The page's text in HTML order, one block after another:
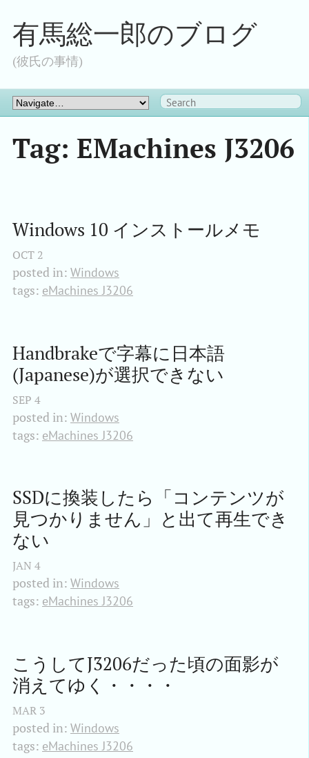
有馬総一郎のブログ
(彼氏の事情)
Tag: EMachines J3206
Windows 10 インストールメモ
OCT 2
posted in: Windows
tags: eMachines J3206
Handbrakeで字幕に日本語
(Japanese)が選択できない
SEP 4
posted in: Windows
tags: eMachines J3206
SSDに換装したら「コンテンツが
見つかりません」と出て再生でき
ない
JAN 4
posted in: Windows
tags: eMachines J3206
こうしてJ3206だった頃の面影が
消えてゆく・・・・
MAR 3
posted in: Windows
tags: eMachines J3206